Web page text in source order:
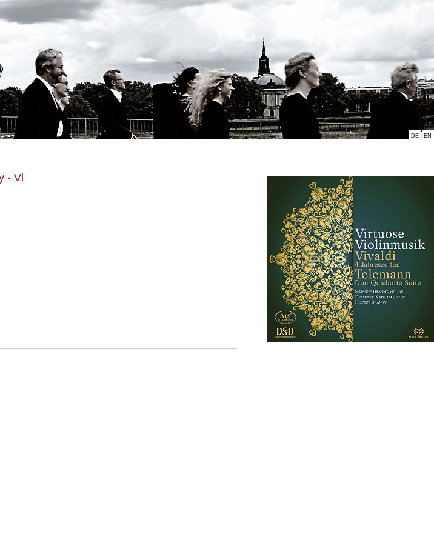
DE EN
- Vl